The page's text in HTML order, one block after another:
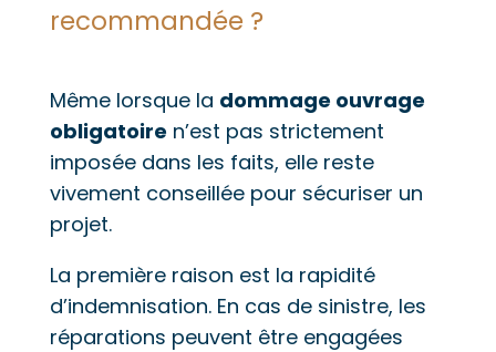
recommandée ?
Même lorsque la dommage ouvrage
obligatoire n’est pas strictement
imposée dans les faits, elle reste
vivement conseillée pour sécuriser un
projet.
La première raison est la rapidité
d’indemnisation. En cas de sinistre, les
réparations peuvent être engagées